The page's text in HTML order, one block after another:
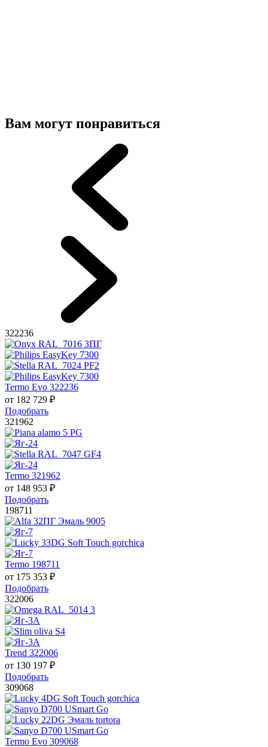
Вам могут понравиться
322236
Termo Evo 322236
от 182 729 ₽
Подобрать
321962
Termo 321962
от 148 953 ₽
Подобрать
198711
Termo 198711
от 175 353 ₽
Подобрать
322006
Trend 322006
от 130 197 ₽
Подобрать
309068
Termo Evo 309068